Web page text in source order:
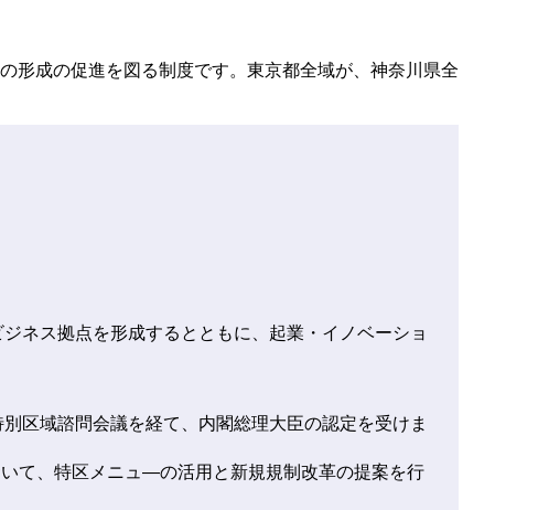
形成の促進を図る制度です。東京都全域が、神奈川県全
ネス拠点を形成するとともに、起業・イノベーショ
区域諮問会議を経て、内閣総理大臣の認定を受けま
て、特区メニュ―の活用と新規規制改革の提案を行